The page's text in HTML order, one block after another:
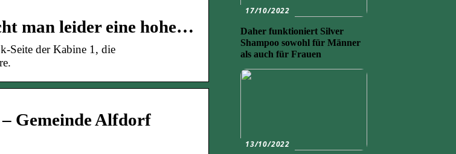
man leider eine hohe…
Seite der Kabine 1, die
Gemeinde Alfdorf
17/10/2022
Daher funktioniert Silver
Shampoo sowohl für Männer
als auch für Frauen
13/10/2022